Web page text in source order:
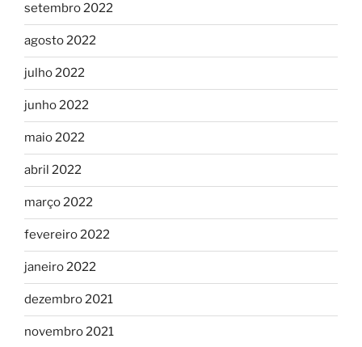
setembro 2022
agosto 2022
julho 2022
junho 2022
maio 2022
abril 2022
março 2022
fevereiro 2022
janeiro 2022
dezembro 2021
novembro 2021